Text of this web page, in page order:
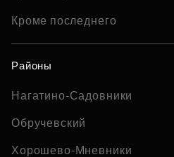
Кроме последнего
Районы
Нагатино-Садовники
Обручевский
Хорошево-Мневники